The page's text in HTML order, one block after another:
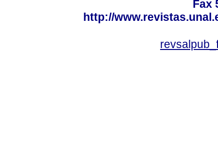
Fax
http://